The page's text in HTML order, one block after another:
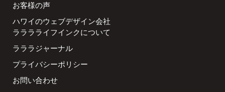
お客様の声
ハワイのウェブデザイン会社
ラララライフインクについて
ラララジャーナル
プライバシーポリシー
お問い合わせ